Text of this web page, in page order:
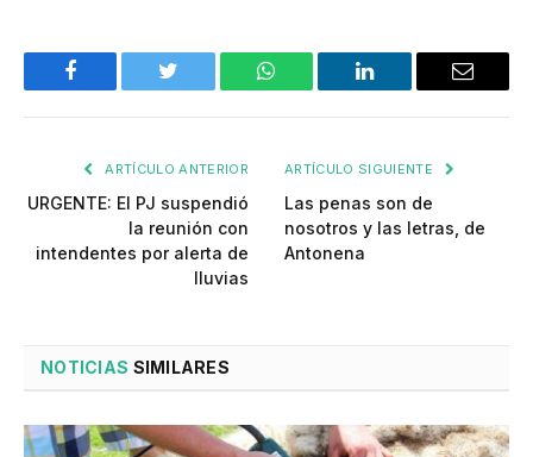
Facebook Twitter WhatsApp LinkedIn Email
ARTÍCULO ANTERIOR
URGENTE: El PJ suspendió
la reunión con
intendentes por alerta de
lluvias
ARTÍCULO SIGUIENTE
Las penas son de
nosotros y las letras, de
Antonena
NOTICIAS SIMILARES